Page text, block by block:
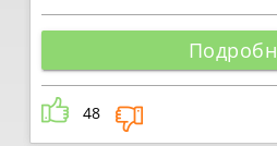
48